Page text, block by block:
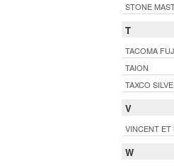
STONE
T
TACOMA
TAION
TAXCO
V
VINCENT ET
W